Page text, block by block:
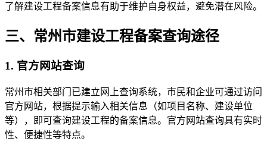
了解建设工程备案信息有助于维护自身权益，避免潜在风险。
三、常州市建设工程备案查询途径
1. 官方网站查询
常州市相关部门已建立网上查询系统，市民和企业可通过访问
官方网站，根据提示输入相关信息（如项目名称、建设单位
等），即可查询建设工程的备案信息。官方网站查询具有实时
性、便捷性等特点。